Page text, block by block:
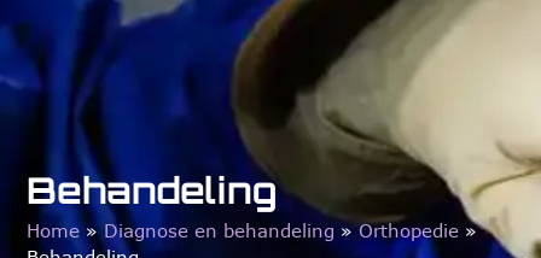
Behandeling
Home»Diagnose en behandeling »Orthopedie »